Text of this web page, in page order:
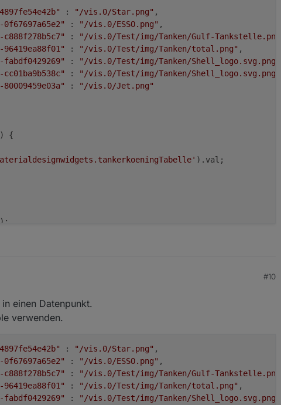
: "/vis.0/Star.png" ,
: "/vis.0/ESSO.png" ,
: "/vis.0/Test/img/Tanken/Gulf-Tankstelle.png"
: "/vis.0/Test/img/Tanken/total.png" ,
fabdf0429269"
: "/vis.0/Test/img/Tanken/Shell_logo.svg.png"
: "/vis.0/Test/img/Tanken/Shell_logo.svg.png"
:
"/vis.0/Jet.png"
) {
). val ;
native . stationsarray
).val);
#10
einen Datenpunkt.
verwenden.
: "/vis.0/Star.png" ,
: "/vis.0/ESSO.png" ,
: "/vis.0/Test/img/Tanken/Gulf-Tankstelle.png"
: "/vis.0/Test/img/Tanken/total.png" ,
fabdf0429269"
: "/vis.0/Test/img/Tanken/Shell_logo.svg.png"